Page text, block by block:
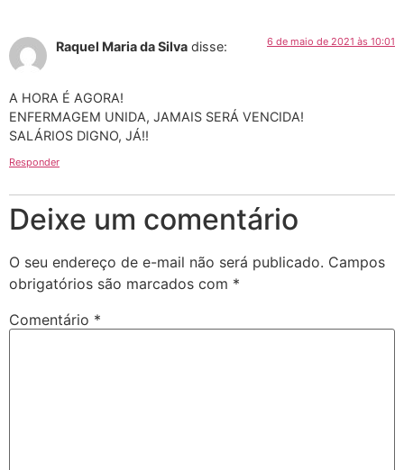
Raquel Maria da Silva disse: 6 de maio de 2021 às 10:01
A HORA É AGORA!
ENFERMAGEM UNIDA, JAMAIS SERÁ VENCIDA!
SALÁRIOS DIGNO, JÁ!!
Responder
Deixe um comentário
O seu endereço de e-mail não será publicado. Campos
obrigatórios são marcados com *
Comentário *